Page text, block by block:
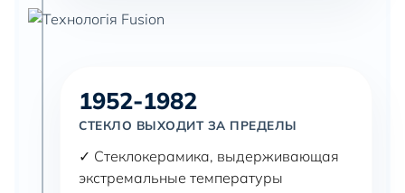
1952-1982
СТЕКЛО ВЫХОДИТ ЗА ПРЕДЕЛЫ
✓ Стеклокерамика, выдерживающая
экстремальные температуры